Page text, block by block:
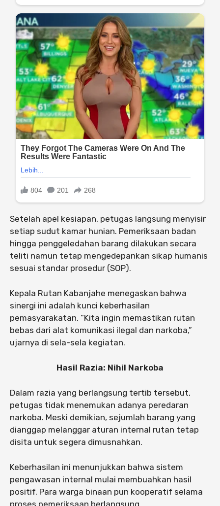
Setelah apel kesiapan, petugas langsung menyisir
setiap sudut kamar hunian. Pemeriksaan badan
hingga penggeledahan barang dilakukan secara
teliti namun tetap mengedepankan sikap humanis
sesuai standar prosedur (SOP).
Kepala Rutan Kabanjahe menegaskan bahwa
sinergi ini adalah kunci keberhasilan
pemasyarakatan. “Kita ingin memastikan rutan
bebas dari alat komunikasi ilegal dan narkoba,”
ujarnya di sela-sela kegiatan.
Hasil Razia: Nihil Narkoba
Dalam razia yang berlangsung tertib tersebut,
petugas tidak menemukan adanya peredaran
narkoba. Meski demikian, sejumlah barang yang
dianggap melanggar aturan internal rutan tetap
disita untuk segera dimusnahkan.
Keberhasilan ini menunjukkan bahwa sistem
pengawasan internal mulai membuahkan hasil
positif. Para warga binaan pun kooperatif selama
proses pemeriksaan berlangsung.